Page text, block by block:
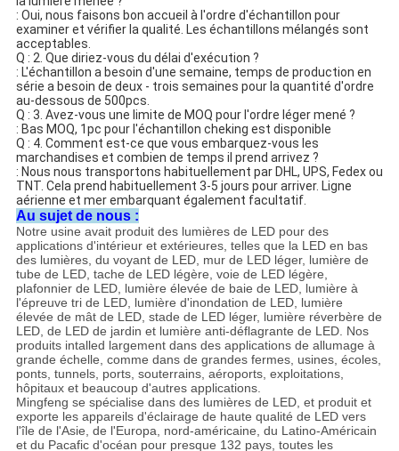
: Oui, nous faisons bon accueil à l'ordre d'échantillon pour
examiner et vérifier la qualité. Les échantillons mélangés sont
acceptables.
Q : 2. Que diriez-vous du délai d'exécution ?
: L'échantillon a besoin d'une semaine, temps de production en
série a besoin de deux - trois semaines pour la quantité d'ordre
au-dessous de 500pcs.
Q : 3. Avez-vous une limite de MOQ pour l'ordre léger mené ?
: Bas MOQ, 1pc pour l'échantillon cheking est disponible
Q : 4. Comment est-ce que vous embarquez-vous les
marchandises et combien de temps il prend arrivez ?
: Nous nous transportons habituellement par DHL, UPS, Fedex ou
TNT. Cela prend habituellement 3-5 jours pour arriver. Ligne
aérienne et mer embarquant également facultatif.
Au sujet de nous :
Notre usine avait produit des lumières de LED pour des
applications d'intérieur et extérieures, telles que la LED en bas
des lumières, du voyant de LED, mur de LED léger, lumière de
tube de LED, tache de LED légère, voie de LED légère,
plafonnier de LED, lumière élevée de baie de LED, lumière à
l'épreuve tri de LED, lumière d'inondation de LED, lumière
élevée de mât de LED, stade de LED léger, lumière réverbère de
LED, de LED de jardin et lumière anti-déflagrante de LED. Nos
produits intalled largement dans des applications de allumage à
grande échelle, comme dans de grandes fermes, usines, écoles,
ponts, tunnels, ports, souterrains, aéroports, exploitations,
hôpitaux et beaucoup d'autres applications.
Mingfeng se spécialise dans des lumières de LED, et produit et
exporte les appareils d'éclairage de haute qualité de LED vers
l'île de l'Asie, de l'Europa, nord-américaine, du Latino-Américain
et du Pacafic d'océan pour presque 132 pays, toutes les